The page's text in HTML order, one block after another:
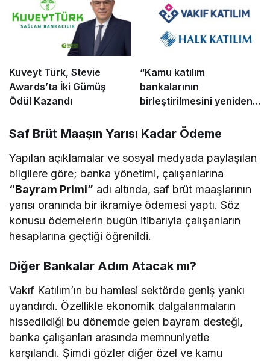
Kuveyt Türk, Stevie
Awards’ta İki Gümüş
Ödül Kazandı
“Kamu katılım
bankalarının
birleştirilmesini yeniden
​Saf Brüt Maaşın Yarısı Kadar Ödeme
​Yapılan açıklamalar ve sosyal medyada paylaşılan
bilgilere göre; banka yönetimi, çalışanlarına
“Bayram Primi” adı altında, saf brüt maaşlarının
yarısı oranında bir ikramiye ödemesi yaptı. Söz
konusu ödemelerin bugün itibarıyla çalışanların
hesaplarına geçtiği öğrenildi.
​Diğer Bankalar Adım Atacak mı?
​Vakıf Katılım’ın bu hamlesi sektörde geniş yankı
uyandırdı. Özellikle ekonomik dalgalanmaların
hissedildiği bu dönemde gelen bayram desteği,
banka çalışanları arasında memnuniyetle
karşılandı. Şimdi gözler diğer özel ve kamu